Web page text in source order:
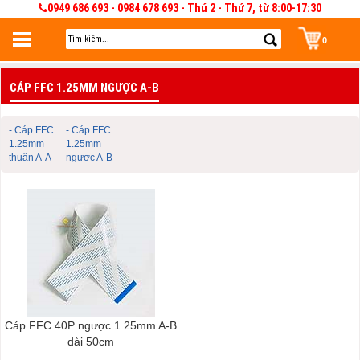
0949 686 693 - 0984 678 693 - Thứ 2 - Thứ 7, từ 8:00-17:30
0
Đăng nhập
Đăng nhập để lưu giỏ hàng 30 ngày. Có thể sửa và quản lý giỏ hàng và đơn
hàng
CÁP FFC 1.25MM NGƯỢC A-B
- Cáp FFC
1.25mm
thuận A-A
- Cáp FFC
1.25mm
ngược A-B
Cáp FFC 40P ngược 1.25mm A-B
dài 50cm